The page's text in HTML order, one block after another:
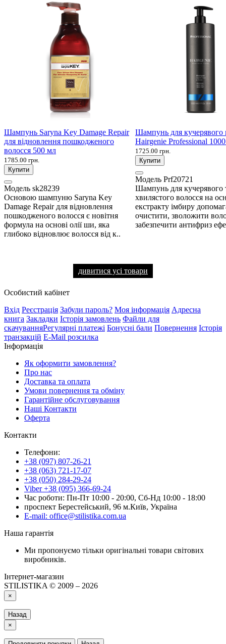
Шампунь Saryna Key Damage Repair
для відновлення пошкодженого
волосся 500 мл
1785.00 грн.
Купити
Модель sk28239
Основою шампуню Saryna Key
Damage Repair для відновлення
пошкодженого волосся є новітня
формула на основі олії ши, яка
глибоко відновлює волосся від к..
Шампунь для кучерявого
Hairgenie Professional
1725.00 грн.
Купити
Модель Prf20721
Шампунь для кучерявого
хвилястого волосся на
екстракту імбиру
очистити, зволожити
забезпечити антифриз
дивитися усі товари
Особистий кабінет
Вхід Реєстрація Забули пароль? Моя інформація Адресна
книга Закладки Історія замовлень Файли для
скачуванняРегулярні платежі Бонусні бали Повернення Історія
транзакцій E-Mail розсилка
Інформація
Як оформити замовлення?
Про нас
Доставка та оплата
Умови повернення та обміну
Гарантійне обслуговування
Наші Контакти
Оферта
Контакти
Телефони:
+38 (097) 807-26-21
+38 (063) 721-17-07
+38 (050) 284-29-24
Viber +38 (095) 366-69-24
Час роботи: Пн-Пт 10:00 - 20:00, Сб-Нд 10:00 - 18:00
проспект Берестейський, 96 м.Київ, Україна
E-mail: office@stilistika.com.ua
Наша гарантія
Ми пропонуємо тільки оригінальні товари світових
виробників.
Інтернет-магазин
STILISTIKA © 2009 – 2026
×
Назад
×